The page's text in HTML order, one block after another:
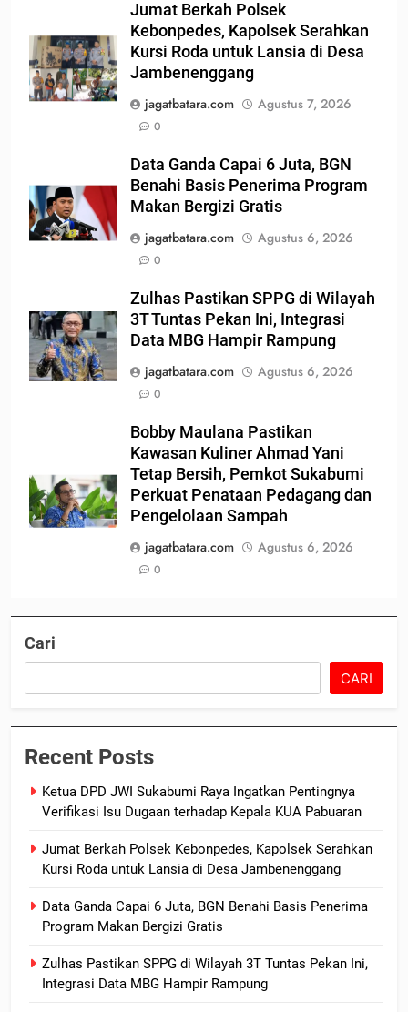
Jumat Berkah Polsek
Kebonpedes, Kapolsek Serahkan
Kursi Roda untuk Lansia di Desa
Jambenenggang
jagatbatara.com
Agustus 7, 2026
0
Data Ganda Capai 6 Juta, BGN
Benahi Basis Penerima Program
Makan Bergizi Gratis
jagatbatara.com
Agustus 6, 2026
0
Zulhas Pastikan SPPG di Wilayah
3T Tuntas Pekan Ini, Integrasi
Data MBG Hampir Rampung
jagatbatara.com
Agustus 6, 2026
0
Bobby Maulana Pastikan
Kawasan Kuliner Ahmad Yani
Tetap Bersih, Pemkot Sukabumi
Perkuat Penataan Pedagang dan
Pengelolaan Sampah
jagatbatara.com
Agustus 6, 2026
0
Cari
CARI
Recent Posts
Ketua DPD JWI Sukabumi Raya Ingatkan Pentingnya
Verifikasi Isu Dugaan terhadap Kepala KUA Pabuaran
Jumat Berkah Polsek Kebonpedes, Kapolsek Serahkan
Kursi Roda untuk Lansia di Desa Jambenenggang
Data Ganda Capai 6 Juta, BGN Benahi Basis Penerima
Program Makan Bergizi Gratis
Zulhas Pastikan SPPG di Wilayah 3T Tuntas Pekan Ini,
Integrasi Data MBG Hampir Rampung